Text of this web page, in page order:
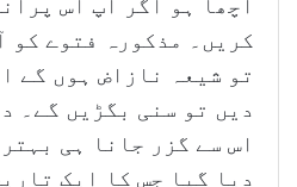
اچھا ہو اگر آپ اس
کریں۔ مذکورہ فتوے کو
تو شیعہ نازاض ہوں گے
دیں تو سنی بگڑیں گے۔
اس سے گزر جانا ہی بہتر
دیا گیا جس کا ایک